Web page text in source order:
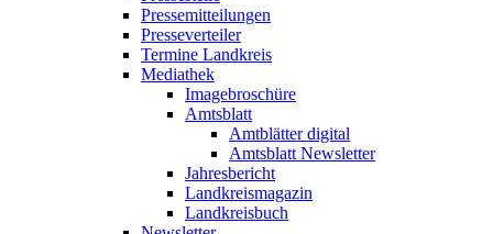
Pressemitteilungen
Presseverteiler
Termine Landkreis
Mediathek
Imagebroschüre
Amtsblatt
Amtblätter digital
Amtsblatt Newsletter
Jahresbericht
Landkreismagazin
Landkreisbuch